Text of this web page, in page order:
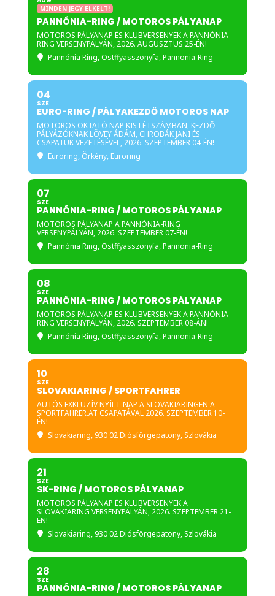
Általános információk:
Időpont: 2026.08.07. – egész nap
Zárt körű, kislétszámú elméleti
és gyakorlati motoros oktató nap
az euro-ring versenypályán!
rendelkező de pályán még
várunk!
Elméleti oktatás
Szabadedzés kislétszámmal
a pályán
kislétszámban
Személyre szóló felvezetés
és tanácsadás
Futóműállítás (felár
Műszaki tanácsadás
Fotózás
Teljes biztonsági csomag
akciófotózás ami szintén már
benne van az árban!
az esetleges tematikus napokkal
kapcsolatos információról, az
híranyagában olvashatsz a
MINDEN JEGY ELKELT!
PANNÓNIA-RING / MOTOROS PÁLYANAP
MOTOROS PÁLYANAP ÉS KLUBVERSENYEK A PANNÓNIA-
RING VERSENYPÁLYÁN, 2026. AUGUSZTUS 25-ÉN!
Pannónia Ring, Ostffyasszonyfa, Pannonia-Ring
04
SZE
EURO-RING / PÁLYAKEZDŐ MOTOROS NAP
MOTOROS OKTATÓ NAP KIS LÉTSZÁMBAN, KEZDŐ
PÁLYÁZÓKNAK LÖVEY ÁDÁM, CHROBÁK JANI ÉS
CSAPATUK VEZETÉSÉVEL, 2026. SZEPTEMBER 04-ÉN!
Euroring, Örkény, Euroring
07
SZE
PANNÓNIA-RING / MOTOROS PÁLYANAP
MOTOROS PÁLYANAP A PANNÓNIA-RING
VERSENYPÁLYÁN, 2026. SZEPTEMBER 07-ÉN!
Pannónia Ring, Ostffyasszonyfa, Pannonia-Ring
08
SZE
PANNÓNIA-RING / MOTOROS PÁLYANAP
MOTOROS PÁLYANAP ÉS KLUBVERSENYEK A PANNÓNIA-
RING VERSENYPÁLYÁN, 2026. SZEPTEMBER 08-ÁN!
Pannónia Ring, Ostffyasszonyfa, Pannonia-Ring
10
SZE
SLOVAKIARING / SPORTFAHRER
AUTÓS EXKLUZÍV NYÍLT-NAP A SLOVAKIARINGEN A
SPORTFAHRER.AT CSAPATÁVAL 2026. SZEPTEMBER 10-
ÉN!
Slovakiaring, 930 02 Diósförgepatony, Szlovákia
21
SZE
SK-RING / MOTOROS PÁLYANAP
MOTOROS PÁLYANAP ÉS KLUBVERSENYEK A
SLOVAKIARING VERSENYPÁLYÁN, 2026. SZEPTEMBER 21-
ÉN!
Slovakiaring, 930 02 Diósförgepatony, Szlovákia
28
SZE
PANNÓNIA-RING / MOTOROS PÁLYANAP